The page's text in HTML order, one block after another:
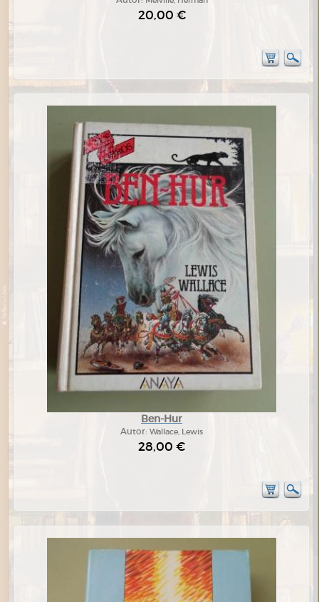
20,00 €
Ben-Hur
Autor: Wallace, Lewis
28,00 €